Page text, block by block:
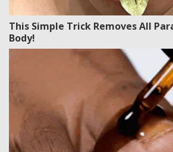
This Simple Trick Removes All
Body!